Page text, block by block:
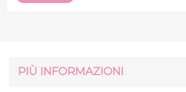
PIÙ INFORMAZIONI